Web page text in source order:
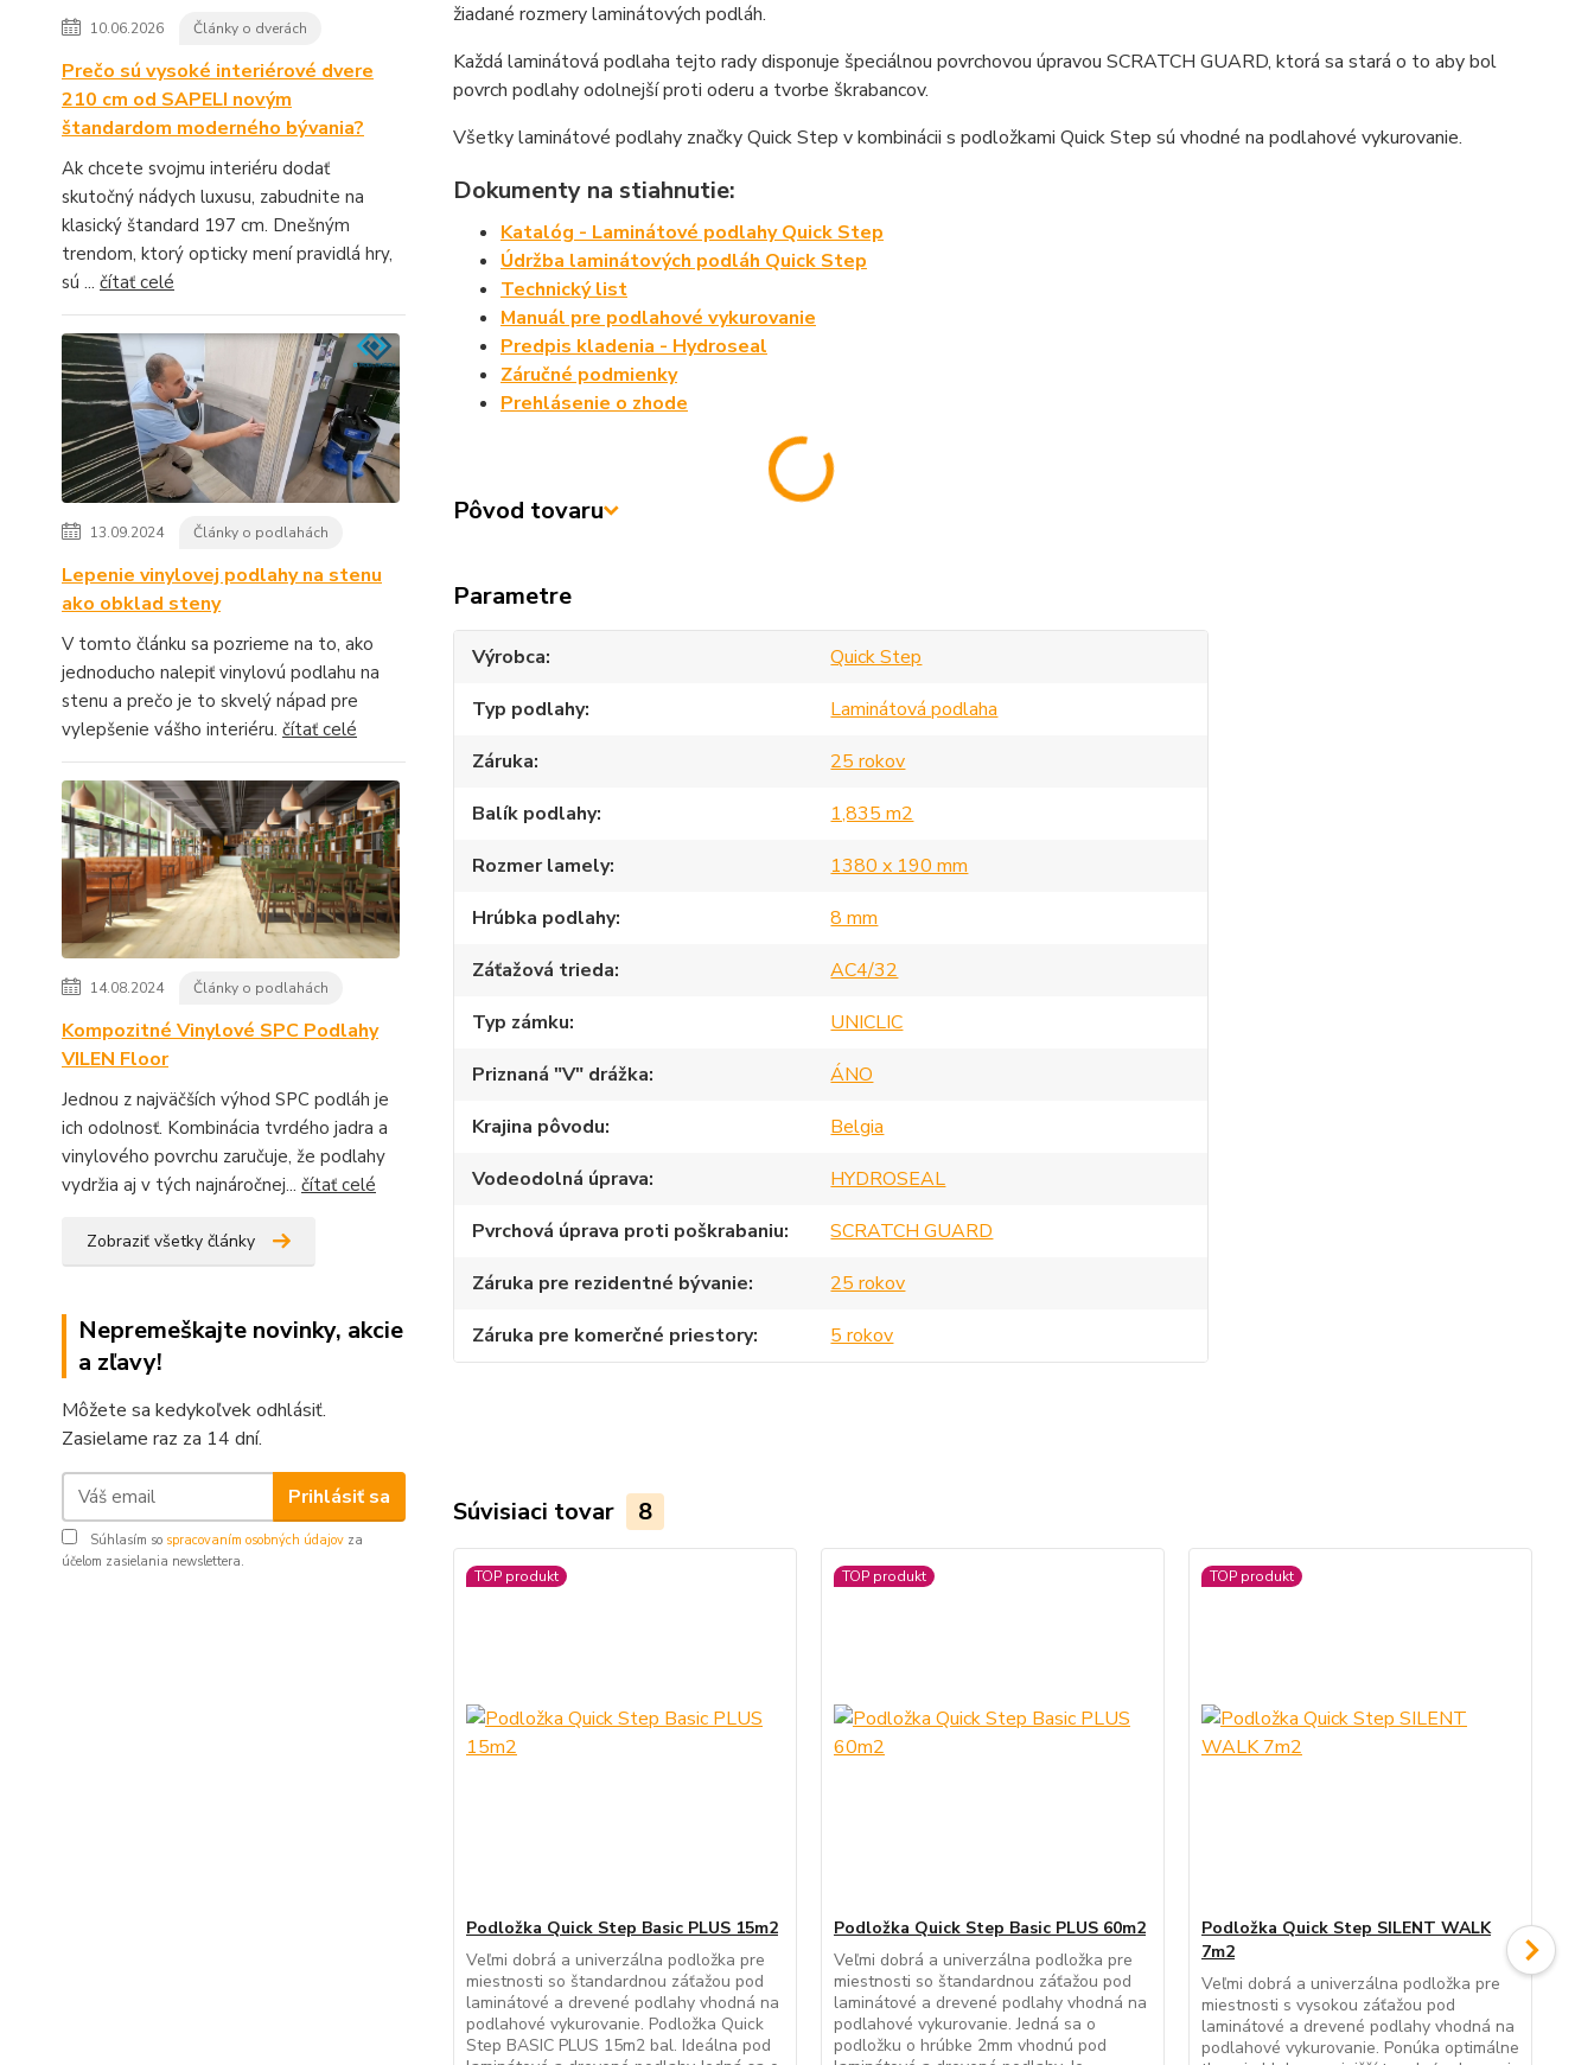
10.06.2026 Články o dverách
Prečo sú vysoké interiérové dvere
210 cm od SAPELI novým
štandardom moderného bývania?
Ak chcete svojmu interiéru dodať
skutočný nádych luxusu, zabudnite na
klasický štandard 197 cm. Dnešným
trendom, ktorý opticky mení pravidlá hry,
sú ... čítať celé
13.09.2024 Články o podlahách
Lepenie vinylovej podlahy na stenu
ako obklad steny
V tomto článku sa pozrieme na to, ako
jednoducho nalepiť vinylovú podlahu na
stenu a prečo je to skvelý nápad pre
vylepšenie vášho interiéru. čítať celé
14.08.2024 Články o podlahách
Kompozitné Vinylové SPC Podlahy
VILEN Floor
Jednou z najväčších výhod SPC podláh je
ich odolnosť. Kombinácia tvrdého jadra a
vinylového povrchu zaručuje, že podlahy
vydržia aj v tých najnáročnej... čítať celé
Zobraziť všetky články
Nepremeškajte novinky, akcie
a zľavy!
Môžete sa kedykoľvek odhlásiť.
Zasielame raz za 14 dní.
Prihlásiť sa
Súhlasím so spracovaním osobných údajov za
účelom zasielania newslettera.
žiadané rozmery laminátových podláh.
Každá laminátová podlaha tejto rady disponuje špeciálnou povrchovou úpravou SCRATCH GUARD, ktorá sa stará o to aby bol
povrch podlahy odolnejší proti oderu a tvorbe škrabancov.
Všetky laminátové podlahy značky Quick Step v kombinácii s podložkami Quick Step sú vhodné na podlahové vykurovanie.
Dokumenty na stiahnutie:
Katalóg - Laminátové podlahy Quick Step
Údržba laminátových podláh Quick Step
Technický list
Manuál pre podlahové vykurovanie
Predpis kladenia - Hydroseal
Záručné podmienky
Prehlásenie o zhode
Pôvod tovaru
Parametre
Výrobca
Quick Step
Typ podlahy
Laminátová podlaha
Záruka
25 rokov
Balík podlahy
1,835 m2
Rozmer lamely
1380 x 190 mm
Hrúbka podlahy
8 mm
Záťažová trieda
AC4/32
Typ zámku
UNICLIC
Priznaná "V" drážka
ÁNO
Krajina pôvodu
Belgia
Vodeodolná úprava
HYDROSEAL
Pvrchová úprava proti poškrabaniu
SCRATCH GUARD
Záruka pre rezidentné bývanie
25 rokov
Záruka pre komerčné priestory
5 rokov
Súvisiaci tovar 8
TOP produkt
Podložka Quick Step Basic PLUS 15m2
Veľmi dobrá a univerzálna podložka pre
miestnosti so štandardnou záťažou pod
laminátové a drevené podlahy vhodná na
podlahové vykurovanie. Podložka Quick
Step BASIC PLUS 15m2 bal. Ideálna pod
TOP produkt
Podložka Quick Step Basic PLUS 60m2
Veľmi dobrá a univerzálna podložka pre
miestnosti so štandardnou záťažou pod
laminátové a drevené podlahy vhodná na
podlahové vykurovanie. Jedná sa o
podložku o hrúbke 2mm vhodnú pod
TOP produkt
Podložka Quick Step SILENT WALK
7m2
Veľmi dobrá a univerzálna podložka pre
miestnosti s vysokou záťažou pod
laminátové a drevené podlahy vhodná na
podlahové vykurovanie. Ponúka optimálne